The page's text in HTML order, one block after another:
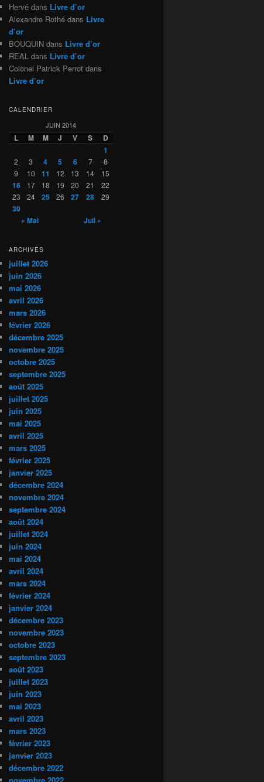
Hervé dans Livre d’or
Alexandre Rothé dans Livre
d’or
BOUQUIN dans Livre d’or
REAL dans Livre d’or
Colonel Patrick Perrot dans
Livre d’or
CALENDRIER
JUIN 2014
L M M J V S
D
1
2 3 4 5 6 7
8
9
10 11 12 13 14 15
16 17 18 19 20 21
22
23
24 25 26 27 28 29
30
« Mai
Juil »
ARCHIVES
juillet 2026
juin 2026
mai 2026
avril 2026
mars 2026
février 2026
décembre 2025
novembre 2025
octobre 2025
septembre 2025
août 2025
juillet 2025
juin 2025
mai 2025
avril 2025
mars 2025
février 2025
janvier 2025
décembre 2024
novembre 2024
septembre 2024
août 2024
juillet 2024
juin 2024
mai 2024
avril 2024
mars 2024
février 2024
janvier 2024
décembre 2023
novembre 2023
octobre 2023
septembre 2023
août 2023
juillet 2023
juin 2023
mai 2023
avril 2023
mars 2023
février 2023
janvier 2023
décembre 2022
novembre 2022